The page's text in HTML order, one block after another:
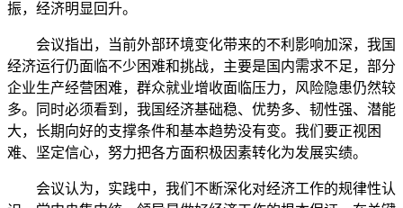
振，经济明显回升。
会议指出，当前外部环境变化带来的不利影响加深，我国
经济运行仍面临不少困难和挑战，主要是国内需求不足，部分
企业生产经营困难，群众就业增收面临压力，风险隐患仍然较
多。同时必须看到，我国经济基础稳、优势多、韧性强、潜能
大，长期向好的支撑条件和基本趋势没有变。我们要正视困
难、坚定信心，努力把各方面积极因素转化为发展实绩。
会议认为，实践中，我们不断深化对经济工作的规律性认